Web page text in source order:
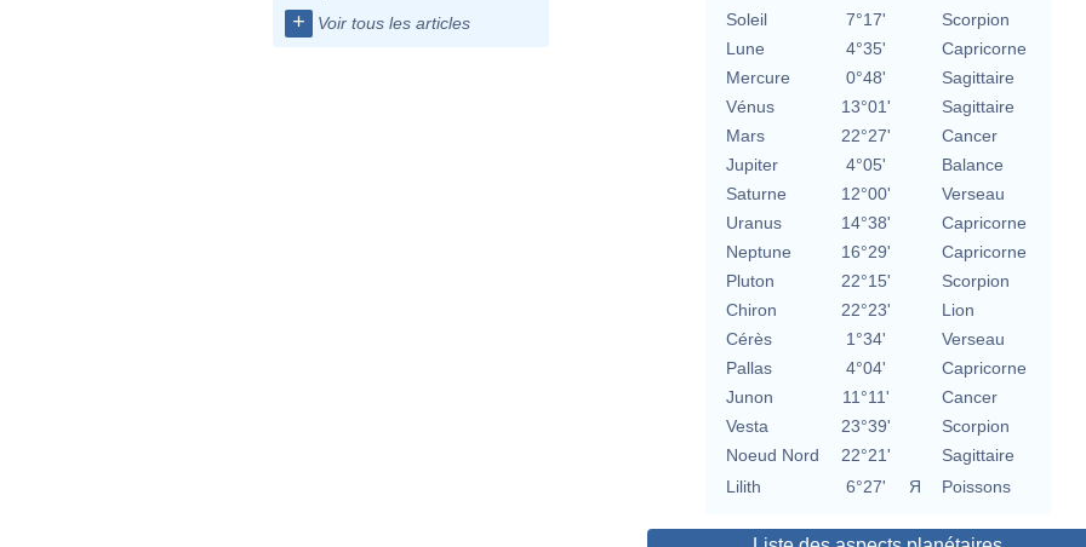
+ Voir tous les articles Soleil 7°17'
Scorpion
Lune
4°35'
Capricorne
Mercure
0°48'
Sagittaire
Vénus
13°01'
Sagittaire
Mars
22°27'
Cancer
Jupiter
4°05'
Balance
Saturne
12°00'
Verseau
Uranus
14°38'
Capricorne
Neptune
16°29'
Capricorne
Pluton
22°15'
Scorpion
Chiron
22°23'
Lion
Cérès
1°34'
Verseau
Pallas
4°04'
Capricorne
Junon
11°11'
Cancer
Vesta
23°39'
Scorpion
Noeud Nord
22°21'
Sagittaire
Lilith
6°27' Я Poissons